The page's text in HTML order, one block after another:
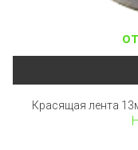
от
Красящая лента